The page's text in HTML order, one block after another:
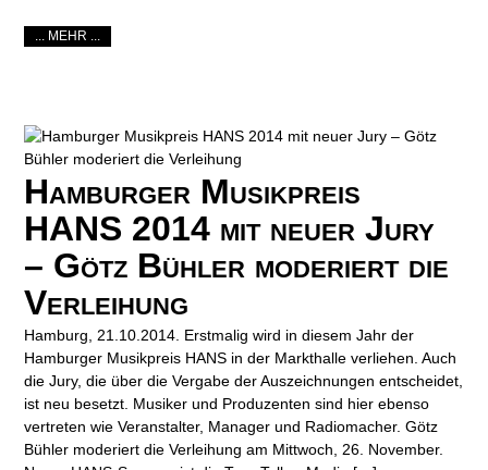
... MEHR ...
Hamburger Musikpreis
HANS 2014 mit neuer Jury
– Götz Bühler moderiert die
Verleihung
Hamburg, 21.10.2014. Erstmalig wird in diesem Jahr der
Hamburger Musikpreis HANS in der Markthalle verliehen. Auch
die Jury, die über die Vergabe der Auszeichnungen entscheidet,
ist neu besetzt. Musiker und Produzenten sind hier ebenso
vertreten wie Veranstalter, Manager und Radiomacher. Götz
Bühler moderiert die Verleihung am Mittwoch, 26. November.